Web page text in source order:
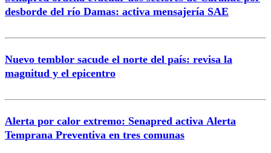
desborde del río Damas: activa mensajería SAE
Nuevo temblor sacude el norte del país: revisa la
magnitud y el epicentro
Alerta por calor extremo: Senapred activa Alerta
Temprana Preventiva en tres comunas